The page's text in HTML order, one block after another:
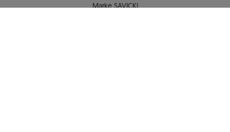
Marke SAVICKI